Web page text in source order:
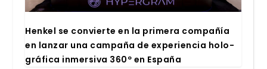
Hen­kel se con­vier­te en la pri­me­ra com­pa­ñía
en lan­zar una cam­pa­ña de expe­rien­cia holo­
grá­fi­ca inmer­si­va 360º en Espa­ña